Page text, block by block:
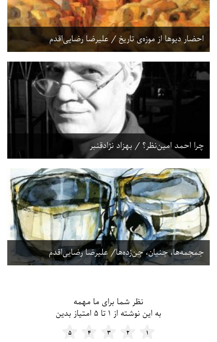
احضار دیوها از موزه‌ی تاریخ / علیرضا رضایی‌اقدم
چرا احمد امین‌نظر؟ / بهزاد نژادقنبر
جمجمه‌ها، جنیان، جن‌زده‌ها/ علیرضا رضایی‌اقدم
فرم و لیست دیدگاه
نظر شما برای ما مهمه
به این نوشته از ۱ تا ۵ امتیاز بدین
۵ ۴ ۳ ۲ ۱